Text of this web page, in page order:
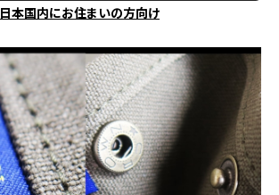
日本国内にお住まいの方向け